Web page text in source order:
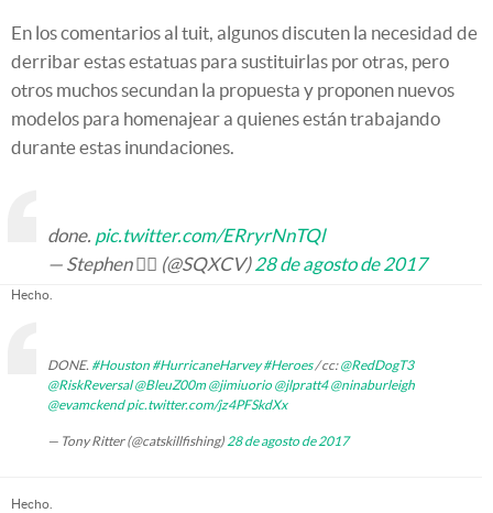
En los comentarios al tuit, algunos discuten la necesidad de
derribar estas estatuas para sustituirlas por otras, pero
otros muchos secundan la propuesta y proponen nuevos
modelos para homenajear a quienes están trabajando
durante estas inundaciones.
done. pic.twitter.com/ERryrNnTQl
— Stephen 👌🏻 (@SQXCV)28 de agosto de 2017
Hecho.
DONE. #Houston #HurricaneHarvey #Heroes/ cc:@RedDogT3
@RiskReversal @BleuZ00m @jimiuorio @jlpratt4 @ninaburleigh
@evamckend pic.twitter.com/jz4PFSkdXx
— Tony Ritter (@catskillfishing) 28 de agosto de 2017
Hecho.